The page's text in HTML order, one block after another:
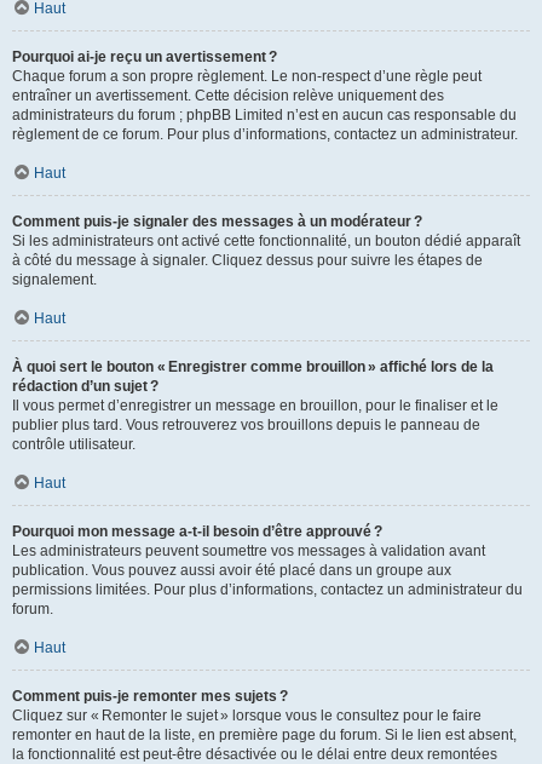
Haut
Pourquoi ai-je reçu un avertissement ?
Chaque forum a son propre règlement. Le non-respect d’une règle peut
entraîner un avertissement. Cette décision relève uniquement des
administrateurs du forum ; phpBB Limited n’est en aucun cas responsable du
règlement de ce forum. Pour plus d’informations, contactez un administrateur.
Haut
Comment puis-je signaler des messages à un modérateur ?
Si les administrateurs ont activé cette fonctionnalité, un bouton dédié apparaît
à côté du message à signaler. Cliquez dessus pour suivre les étapes de
signalement.
Haut
À quoi sert le bouton « Enregistrer comme brouillon » affiché lors de la
rédaction d’un sujet ?
Il vous permet d’enregistrer un message en brouillon, pour le finaliser et le
publier plus tard. Vous retrouverez vos brouillons depuis le panneau de
contrôle utilisateur.
Haut
Pourquoi mon message a-t-il besoin d’être approuvé ?
Les administrateurs peuvent soumettre vos messages à validation avant
publication. Vous pouvez aussi avoir été placé dans un groupe aux
permissions limitées. Pour plus d’informations, contactez un administrateur du
forum.
Haut
Comment puis-je remonter mes sujets ?
Cliquez sur « Remonter le sujet » lorsque vous le consultez pour le faire
remonter en haut de la liste, en première page du forum. Si le lien est absent,
la fonctionnalité est peut-être désactivée ou le délai entre deux remontées